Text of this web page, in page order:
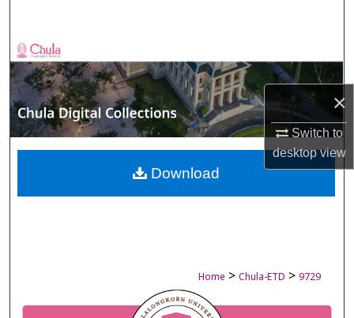
×
Switch to
desktopview
Browse Collections
My Account
About
Digital Commons Network™
Home > Chula-ETD > 9729
Download